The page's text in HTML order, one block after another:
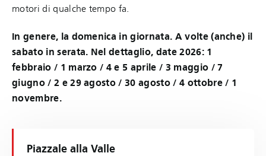
motori di qualche tempo fa.
In genere, la domenica in giornata. A volte (anche) il
sabato in serata. Nel dettaglio, date 2026: 1
febbraio / 1 marzo / 4 e 5 aprile / 3 maggio / 7
giugno / 2 e 29 agosto / 30 agosto / 4 ottobre / 1
novembre.
Piazzale alla Valle